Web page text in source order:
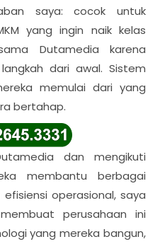
saya: cocok untuk
yang ingin naik kelas
Dutamedia karena
dari awal. Sistem
memulai dari yang
bertahap.
dan mengikuti
membantu berbagai
operasional, saya
perusahaan ini
yang mereka bangun,